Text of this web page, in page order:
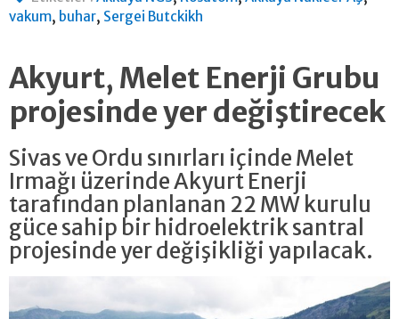
vakum, buhar, Sergei Butckikh
Akyurt, Melet Enerji Grubu
projesinde yer değiştirecek
Sivas ve Ordu sınırları içinde Melet
Irmağı üzerinde Akyurt Enerji
tarafından planlanan 22 MW kurulu
güce sahip bir hidroelektrik santral
projesinde yer değişikliği yapılacak.